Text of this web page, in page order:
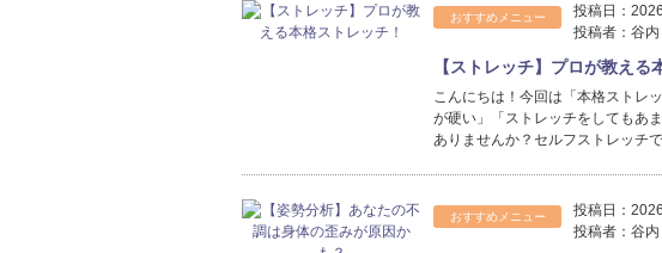
おすすめメニュー 投稿日：
投稿者： 谷
【ストレッチ】プロが教える
こんにちは！今回は「本格ストレ
が硬い」「ストレッチをしてもあ
ありませんか？セルフストレッチ
おすすめメニュー 投稿日：
投稿者： 谷